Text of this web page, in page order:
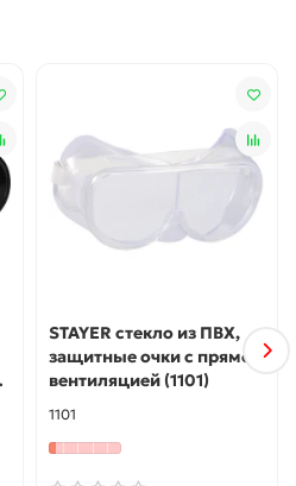
STAYER стекло из ПВХ,
защитные очки с прямой
вентиляцией (1101)
1101